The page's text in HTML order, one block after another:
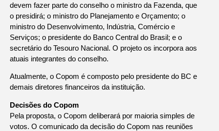
devem fazer parte do conselho o ministro da Fazenda, que
o presidirá; o ministro do Planejamento e Orçamento; o
ministro do Desenvolvimento, Indústria, Comércio e
Serviços; o presidente do Banco Central do Brasil; e o
secretário do Tesouro Nacional. O projeto os incorpora aos
atuais integrantes do conselho.
Atualmente, o Copom é composto pelo presidente do BC e
demais diretores financeiros da instituição.
Decisões do Copom
Pela proposta, o Copom deliberará por maioria simples de
votos. O comunicado da decisão do Copom nas reuniões